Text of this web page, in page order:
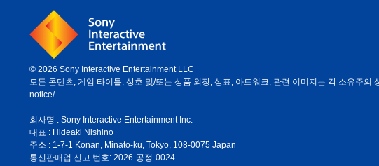
© 2026 Sony Interactive Entertainment LLC
모든 콘텐츠, 게임 타이틀, 상호 및/또는 상품 외장, 상표, 아트워크, 관련 이미지는 각 소유주
notice/
회사명 : Sony Interactive Entertainment Inc.
대표 : Hideaki Nishino
주소 : 1-7-1 Konan, Minato-ku, Tokyo, 108-0075 Japan
통신판매업 신고 번호: 2026-공정-0024